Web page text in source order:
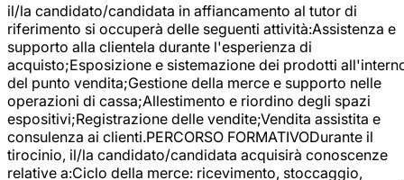
il/la candidato/candidata in affiancamento al tutor di
riferimento si occuperà delle seguenti attività:Assistenza e
supporto alla clientela durante l'esperienza di
acquisto;Esposizione e sistemazione dei prodotti
del punto vendita;Gestione della merce e supporto nelle
operazioni di cassa;Allestimento e riordino degli spazi
espositivi;Registrazione delle vendite;Vendita assistita e
consulenza ai clienti.PERCORSO FORMATIVODurante il
tirocinio, il/la candidato/candidata acquisirà conoscenze
relative a:Ciclo della merce: ricevimento, stoccaggio,